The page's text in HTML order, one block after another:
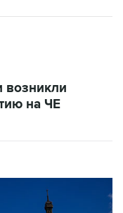
возникли
на ЧЕ